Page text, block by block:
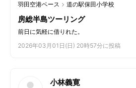
羽田空港ベース 道の駅保田小学校
房総半島ツーリング
前日に気軽に借りれた。
2026年03月01日(日) 20時57分に投稿
小林義寛